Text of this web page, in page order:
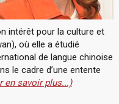
intérêt pour la culture et
où elle a étudié
de langue chinoise
le cadre d’une entente
en savoir plus...)